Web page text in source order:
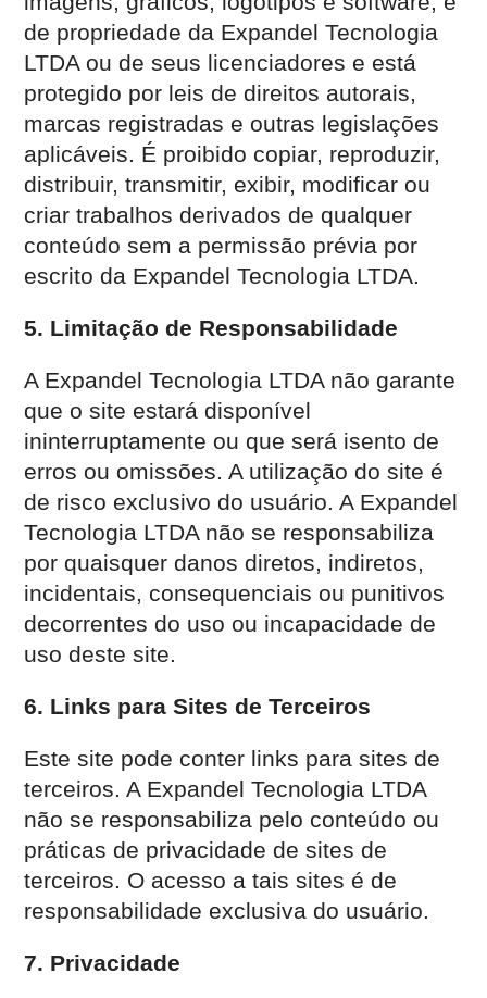
de propriedade da Expandel Tecnologia
LTDA ou de seus licenciadores e está
protegido por leis de direitos autorais,
marcas registradas e outras legislações
aplicáveis. É proibido copiar, reproduzir,
distribuir, transmitir, exibir, modificar ou
criar trabalhos derivados de qualquer
conteúdo sem a permissão prévia por
escrito da Expandel Tecnologia LTDA.
5. Limitação de Responsabilidade
A Expandel Tecnologia LTDA não garante
que o site estará disponível
ininterruptamente ou que será isento de
erros ou omissões. A utilização do site é
de risco exclusivo do usuário. A Expandel
Tecnologia LTDA não se responsabiliza
por quaisquer danos diretos, indiretos,
incidentais, consequenciais ou punitivos
decorrentes do uso ou incapacidade de
uso deste site.
6. Links para Sites de Terceiros
Este site pode conter links para sites de
terceiros. A Expandel Tecnologia LTDA
não se responsabiliza pelo conteúdo ou
práticas de privacidade de sites de
terceiros. O acesso a tais sites é de
responsabilidade exclusiva do usuário.
7. Privacidade